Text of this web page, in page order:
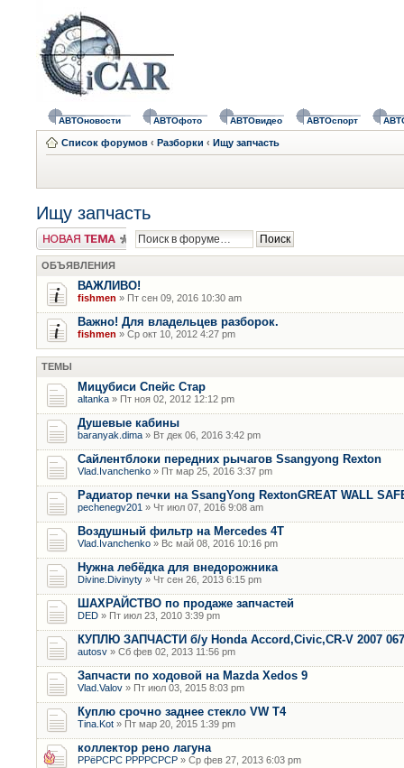
АВТОновости АВТОфото АВТОвидео АВТОспорт
Список форумов ‹ Разборки ‹ Ищу запчасть
Ищу запчасть
Новая тема
ОБЪЯВЛЕНИЯ
ВАЖЛИВО!
fishmen » Пт сен 09, 2016 10:30 am
Важно! Для владельцев разборок.
fishmen » Ср окт 10, 2012 4:27 pm
ТЕМЫ
Мицубиси Спейс Стар
altanka » Пт ноя 02, 2012 12:12 pm
Душевые кабины
baranyak.dima » Вт дек 06, 2016 3:42 pm
Сайлентблоки передних рычагов Ssangyong Rexton
Vlad.Ivanchenko » Пт мар 25, 2016 3:37 pm
Радиатор печки на SsangYong RextonGREAT WALL
pechenegv201 » Чт июл 07, 2016 9:08 am
Воздушный фильтр на Mercedes 4T
Vlad.Ivanchenko » Вс май 08, 2016 10:16 pm
Нужна лебёдка для внедорожника
Divine.Divinyty » Чт сен 26, 2013 6:15 pm
ШАХРАЙСТВО по продаже запчастей
DED » Пт июл 23, 2010 3:39 pm
КУПЛЮ ЗАПЧАСТИ б/у Honda Accord,Civic,CR-V 2007
autosv » Сб фев 02, 2013 11:56 pm
Запчасти по ходовой на Mazda Xedos 9
Vlad.Valov » Пт июл 03, 2015 8:03 pm
Куплю срочно заднее стекло VW T4
Tina.Kot » Пт мар 20, 2015 1:39 pm
коллектор рено лагуна
РРёРСРС РРРРСРСР » Ср фев 27, 2013 6:03 pm